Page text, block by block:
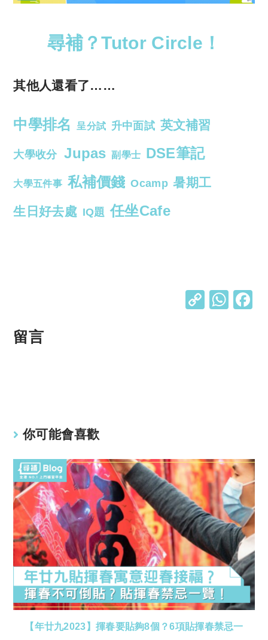
尋補？Tutor Circle！
其他人還看了……
中學排名 呈分試 升中面試 英文補習
大學收分 Jupas 副學士 DSE筆記
大學五件事 私補價錢 Ocamp 暑期工
生日好去處 IQ題 任坐Cafe
C W
留言
你可能會喜歡
【年廿九2023】揮春要貼夠8個？6項貼揮春禁忌一